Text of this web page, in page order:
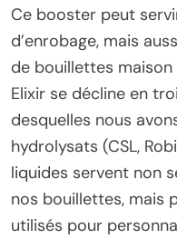
Ce booster peut
d’enrobage, mais
de bouillettes
Elixir se décline en
desquelles nous
hydrolysats (CSL,
liquides servent non
nos bouillettes, mais
utilisés pour